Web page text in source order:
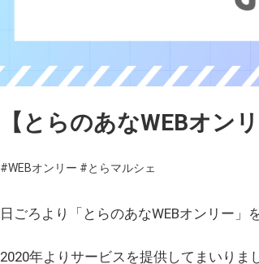
【とらのあなWEBオン
#WEBオンリー #とらマルシェ
日ごろより「とらのあなWEBオンリー」
2020年よりサービスを提供してまいりま